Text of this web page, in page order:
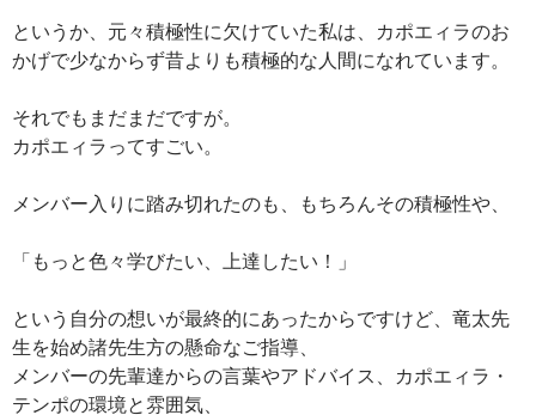
というか、元々積極性に欠けていた私は、カポエィラのお
かげで少なからず昔よりも積極的な人間になれています。
それでもまだまだですが。
カポエィラってすごい。
メンバー入りに踏み切れたのも、もちろんその積極性や、
「もっと色々学びたい、上達したい！」
という自分の想いが最終的にあったからですけど、竜太先
生を始め諸先生方の懸命なご指導、
メンバーの先輩達からの言葉やアドバイス、カポエィラ・
テンポの環境と雰囲気、